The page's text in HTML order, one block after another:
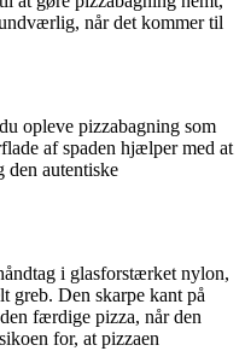
når det kommer til
opleve pizzabagning som
af spaden hjælper med at
den autentiske
i glasforstærket nylon,
greb. Den skarpe kant på
færdige pizza, når den
for, at pizzaen